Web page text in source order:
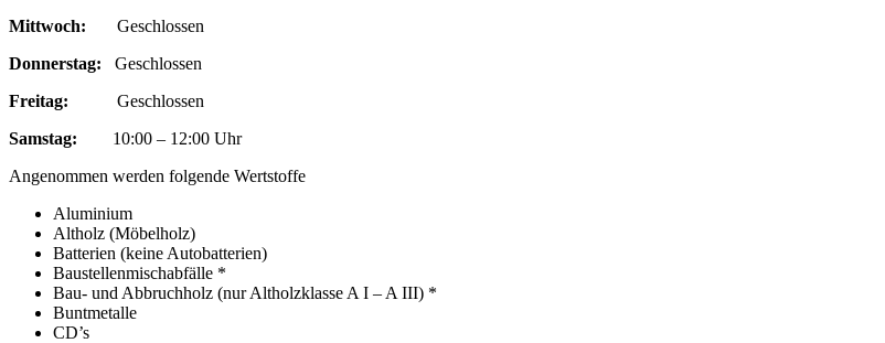
Mittwoch: Geschlossen
Donnerstag: Geschlossen
Freitag: Geschlossen
Samstag:
10:00 – 12:00 Uhr
Angenommen werden folgende Wertstoffe
Aluminium
Altholz (Möbelholz)
Batterien (keine Autobatterien)
Baustellenmischabfälle *
Bau- und Abbruchholz (nur Altholzklasse A I – A III) *
Buntmetalle
CD’s